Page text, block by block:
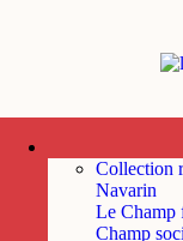
Collection
Navarin
Le Champ
Champ